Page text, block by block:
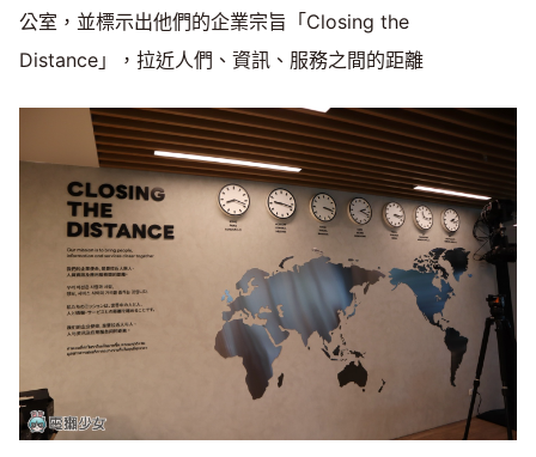
公室，並標示出他們的企業宗旨「Closing the
Distance」，拉近人們、資訊、服務之間的距離